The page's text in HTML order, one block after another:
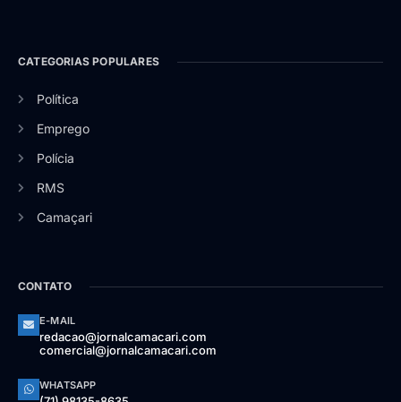
CATEGORIAS POPULARES
Política
Emprego
Polícia
RMS
Camaçari
CONTATO
E-MAIL
redacao@jornalcamacari.com
comercial@jornalcamacari.com
WHATSAPP